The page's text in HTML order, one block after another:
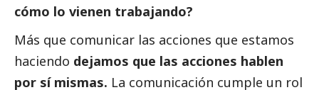
cómo lo vienen trabajando?
Más que comunicar las acciones que estamos
haciendo dejamos que las acciones hablen
por sí mismas. La comunicación cumple un rol